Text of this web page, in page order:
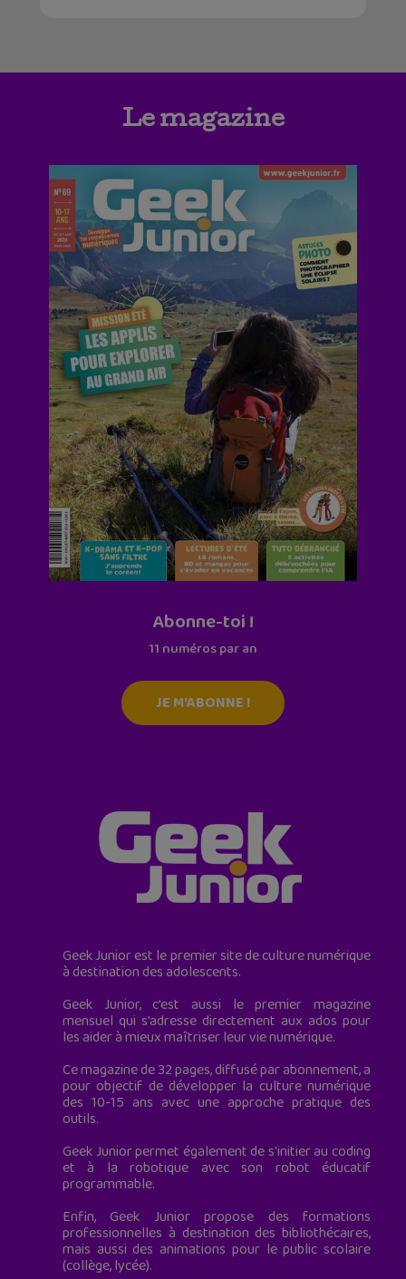
Le magazine
Abonne-toi !
11 numéros par an
JE M'ABONNE !
Geek Junior est le premier site de culture numérique
à destination des adolescents.
Geek Junior, c’est aussi le premier magazine
mensuel qui s’adresse directement aux ados pour
les aider à mieux maîtriser leur vie numérique.
Ce magazine de 32 pages, diffusé par abonnement, a
pour objectif de développer la culture numérique
des 10-15 ans avec une approche pratique des
outils.
Geek Junior permet également de s'initier au coding
et à la robotique avec son robot éducatif
programmable.
Enfin, Geek Junior propose des formations
professionnelles à destination des bibliothécaires,
mais aussi des animations pour le public scolaire
(collège, lycée).